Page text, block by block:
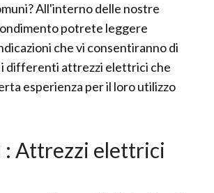
All'interno delle nostre
potrete leggere
che vi consentiranno di
i differenti attrezzi elettrici che
esperienza per il loro utilizzo
: Attrezzi elettrici